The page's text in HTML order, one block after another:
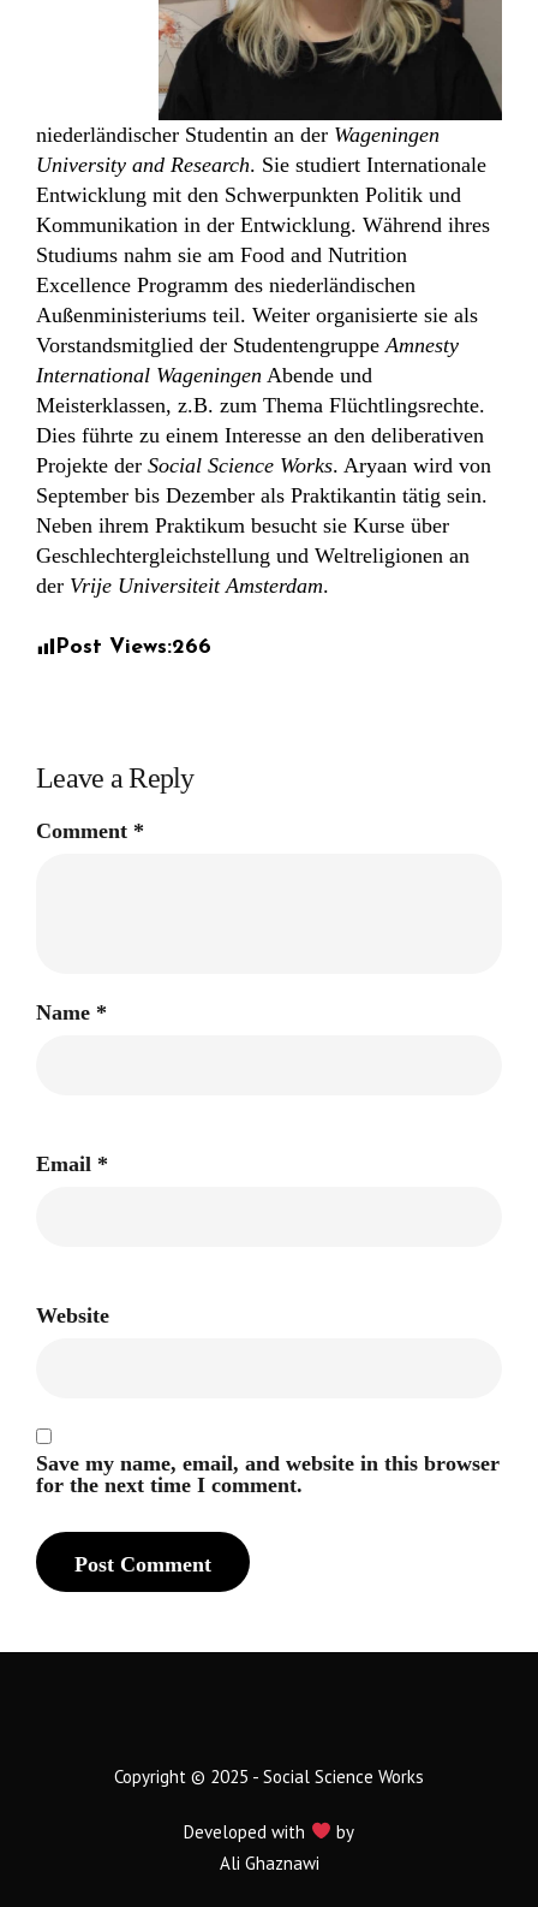
niederländischer Studentin an der Wageningen
University and Research. Sie studiert Internationale
Entwicklung mit den Schwerpunkten Politik und
Kommunikation in der Entwicklung. Während ihres
Studiums nahm sie am Food and Nutrition
Excellence Programm des niederländischen
Außenministeriums teil. Weiter organisierte sie als
Vorstandsmitglied der Studentengruppe Amnesty
International Wageningen Abende und
Meisterklassen, z.B. zum Thema Flüchtlingsrechte.
Dies führte zu einem Interesse an den deliberativen
Projekte der Social Science Works. Aryaan wird von
September bis Dezember als Praktikantin tätig sein.
Neben ihrem Praktikum besucht sie Kurse über
Geschlechtergleichstellung und Weltreligionen an
der Vrije Universiteit Amsterdam.
Post Views:266
Leave a Reply
Comment *
Name *
Email *
Website
Save my name, email, and website in this browser
for the next time I comment.
Copyright © 2025 - Social Science Works
Developed with
by
Ali Ghaznawi